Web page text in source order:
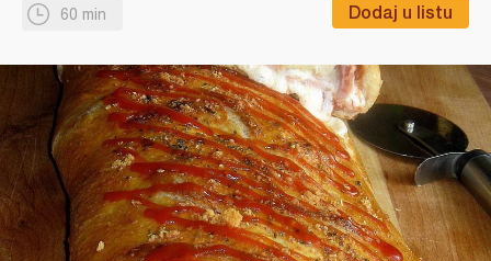
60 min Dodaj u listu